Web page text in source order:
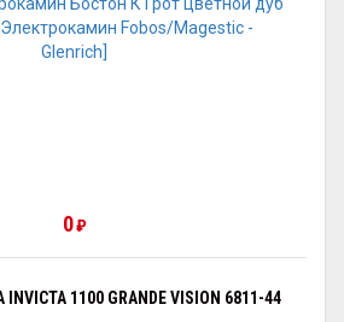
0₽
1100 GRANDE VISION 6811-44